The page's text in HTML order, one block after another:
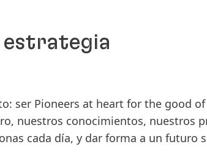
estrategia
ser Pioneers at heart for the good
nuestros conocimientos, nuestros
cada día, y dar forma a un futuro